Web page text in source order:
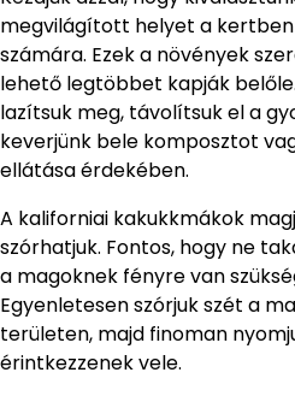
megvilágított helyet a
számára. Ezek a növények
lehető legtöbbet kapják
lazítsuk meg, távolítsuk el a
keverjünk bele komposztot
ellátása érdekében.
A kaliforniai kakukkmákok
szórhatjuk. Fontos, hogy ne
a magoknek fényre van
Egyenletesen szórjuk szét a
területen, majd finoman
érintkezzenek vele.